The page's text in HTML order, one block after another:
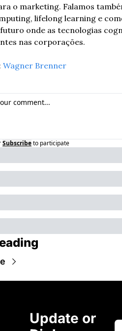
o marketing. Falamos
lifelong learning e
onde as tecnologias
nas corporações.
Wagner Brenner
Subscribeto participate
Update or